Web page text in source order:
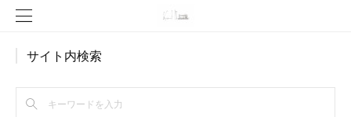
サイト内検索